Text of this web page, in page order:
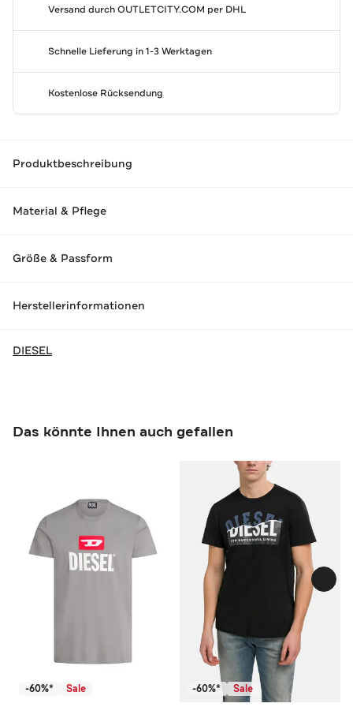
Versand durchOUTLETCITY.COM per DHL
Schnelle Lieferung in 1-3 Werktagen
Kostenlose Rücksendung
Produktbeschreibung
Material & Pflege
Größe & Passform
Herstellerinformationen
DIESEL
Das könnte Ihnen auch gefallen
-60%* Sale -60%* Sale